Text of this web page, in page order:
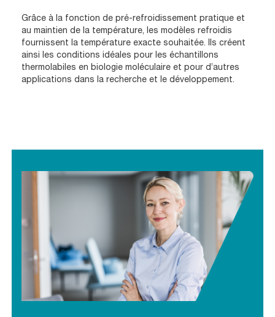
Grâce à la fonction de pré-refroidissement pratique et
au maintien de la température, les modèles refroidis
fournissent la température exacte souhaitée. Ils créent
ainsi les conditions idéales pour les échantillons
thermolabiles en biologie moléculaire et pour d’autres
applications dans la recherche et le développement.